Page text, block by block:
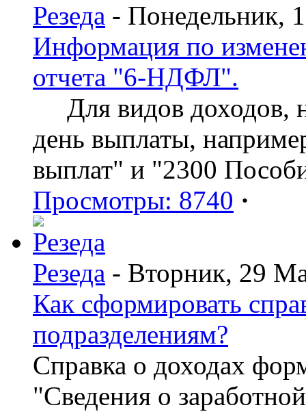
Резеда - Понедельник,
Информация по
отчета "6-НДФЛ".
Для видов доходов,
день выплаты,
выплат" и "2300
Просмотры: 8740 ·
Резеда - Вторник, 29
Как сформировать
подразделениям?
Справка о доходах
"Сведения о